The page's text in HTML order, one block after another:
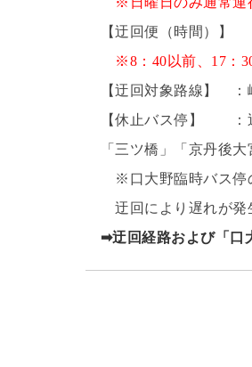
【迂回便（時間）】
※8：40以前、17：
【迂回対象路線】 ：
【休止バス停】 ：迂
「三ツ橋」「京丹後大
※口大野臨時バス停の
迂回により遅れが発生
➡迂回経路および「口